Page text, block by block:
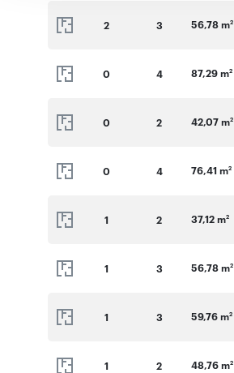
2 3 56,78 m2
0 4 87,29 m2
0 2 42,07 m2
0 4 76,41 m2
1 2 37,12 m2
1 3 56,78 m2
1 3 59,76 m2
1 2 48,76 m2